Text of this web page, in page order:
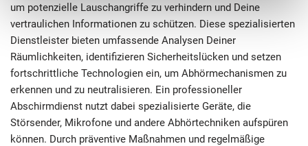
um potenzielle Lauschangriffe zu verhindern und Deine
vertraulichen Informationen zu schützen. Diese spezialisierten
Dienstleister bieten umfassende Analysen Deiner
Räumlichkeiten, identifizieren Sicherheitslücken und setzen
fortschrittliche Technologien ein, um Abhörmechanismen zu
erkennen und zu neutralisieren. Ein professioneller
Abschirmdienst nutzt dabei spezialisierte Geräte, die
Störsender, Mikrofone und andere Abhörtechniken aufspüren
können. Durch präventive Maßnahmen und regelmäßige